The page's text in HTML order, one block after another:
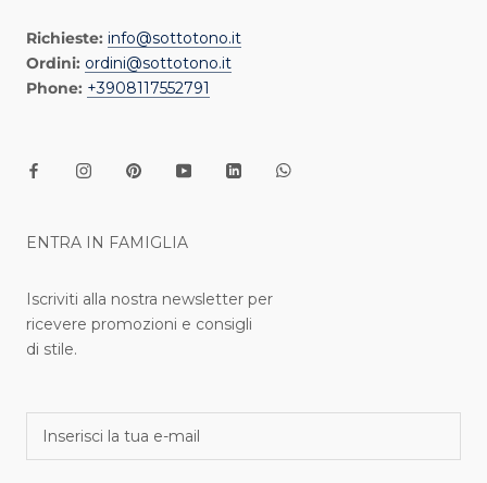
Richieste: info@sottotono.it
Ordini: ordini@sottotono.it
Phone: +3908117552791
ENTRA IN FAMIGLIA
Iscriviti alla nostra newsletter per
ricevere promozioni e consigli
di stile.